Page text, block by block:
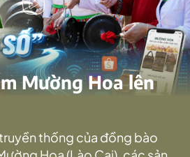
Mường Hoa lên
thống của đồng bào